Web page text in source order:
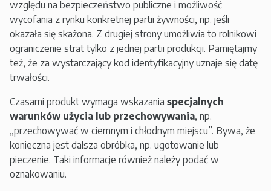
względu na bezpieczeństwo publiczne i możliwość
wycofania z rynku konkretnej partii żywności, np. jeśli
okazała się skażona. Z drugiej strony umożliwia to rolnikowi
ograniczenie strat tylko z jednej partii produkcji. Pamiętajmy
też, że za wystarczający kod identyfikacyjny uznaje się datę
trwałości.
Czasami produkt wymaga wskazania specjalnych
warunków użycia lub przechowywania, np.
„przechowywać w ciemnym i chłodnym miejscu”. Bywa, że
konieczna jest dalsza obróbka, np. ugotowanie lub
pieczenie. Taki informacje również należy podać w
oznakowaniu.